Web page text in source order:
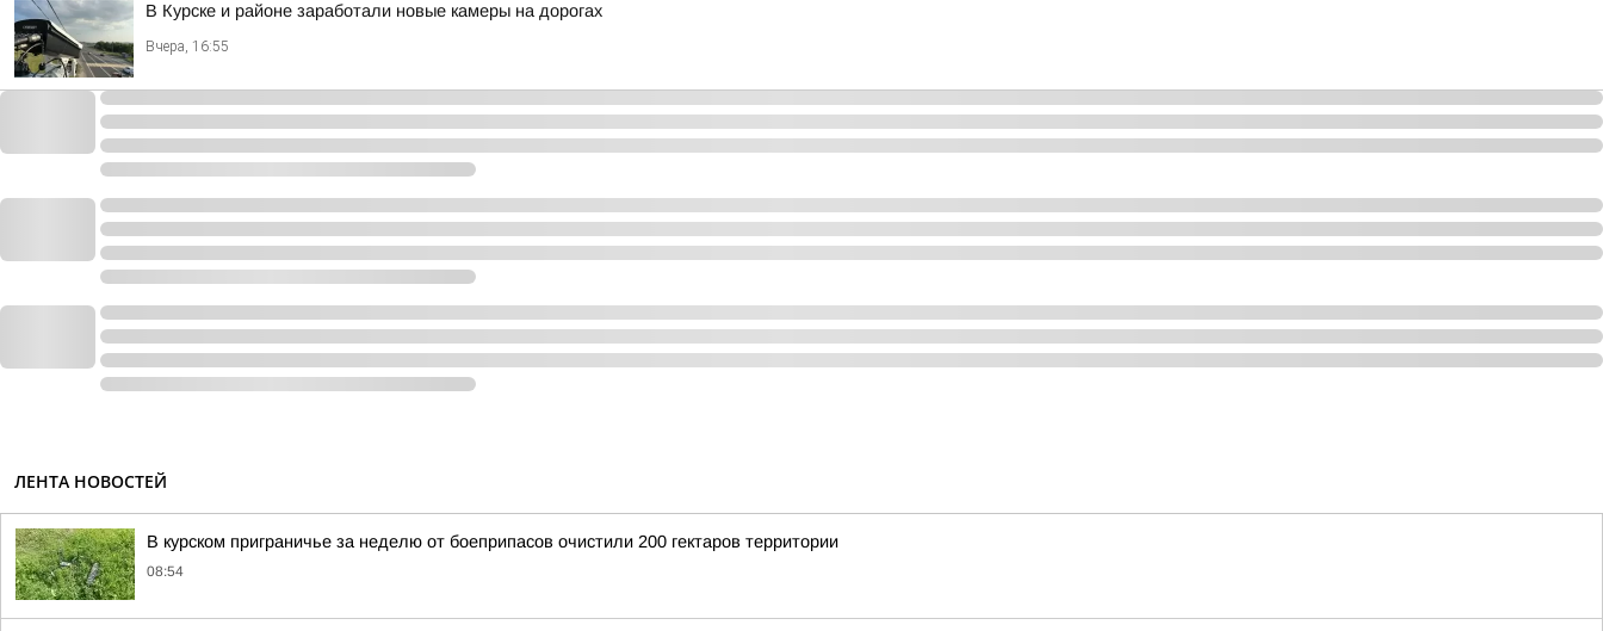
В Курске и районе заработали новые камеры на дорогах
Вчера, 16:55
ЛЕНТА НОВОСТЕЙ
В курском приграничье за неделю от боеприпасов очистили 200 гектаров территории
08:54